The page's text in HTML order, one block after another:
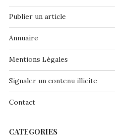
Publier un article
Annuaire
Mentions Légales
Signaler un contenu illicite
Contact
CATEGORIES